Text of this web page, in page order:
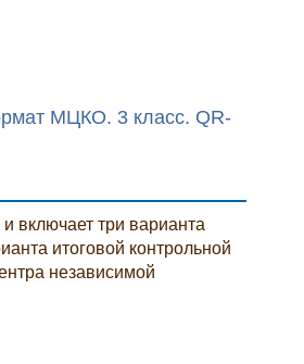
МЦКО. 3 класс. QR-
включает три варианта
итоговой контрольной
независимой